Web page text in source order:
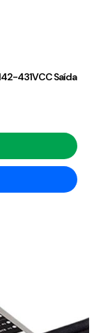
431VCC Saída